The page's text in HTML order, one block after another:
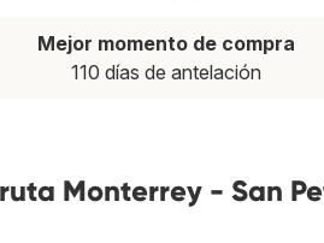
Mejor momento de compra
110 días de antelación
Monterrey - San